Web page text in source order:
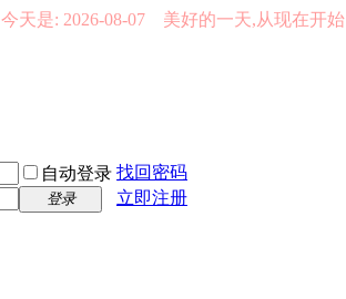
今天是: 2026-08-07 美好的一天,从现在开始
自动登录 找回密码
登录
立即注册